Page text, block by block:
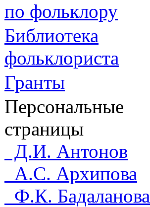
по фольклору
Библиотека
фольклориста
Гранты
Персональные
страницы
Д.И. Антонов
А.С. Архипова
Ф.К. Бадаланова